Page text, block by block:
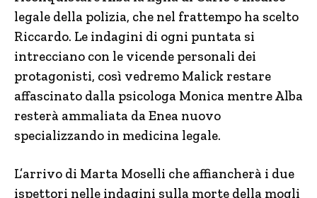
legale della polizia, che nel frattempo ha scelto
Riccardo. Le indagini di ogni puntata si
intrecciano con le vicende personali dei
protagonisti, così vedremo Malick restare
affascinato dalla psicologa Monica mentre Alba
resterà ammaliata da Enea nuovo
specializzando in medicina legale.
L’arrivo di Marta Moselli che affiancherà i due
ispettori nelle indagini sulla morte della mogli